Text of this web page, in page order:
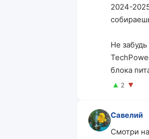
2024-
Не
блока
▲ 2 ▼
Савелий
Смотри